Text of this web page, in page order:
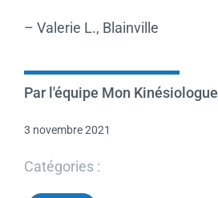
– Valerie L., Blainville
Par l'équipe Mon Kinésiologue
3 novembre 2021
Catégories :